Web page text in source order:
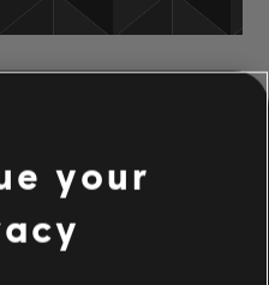
at the Royal
your